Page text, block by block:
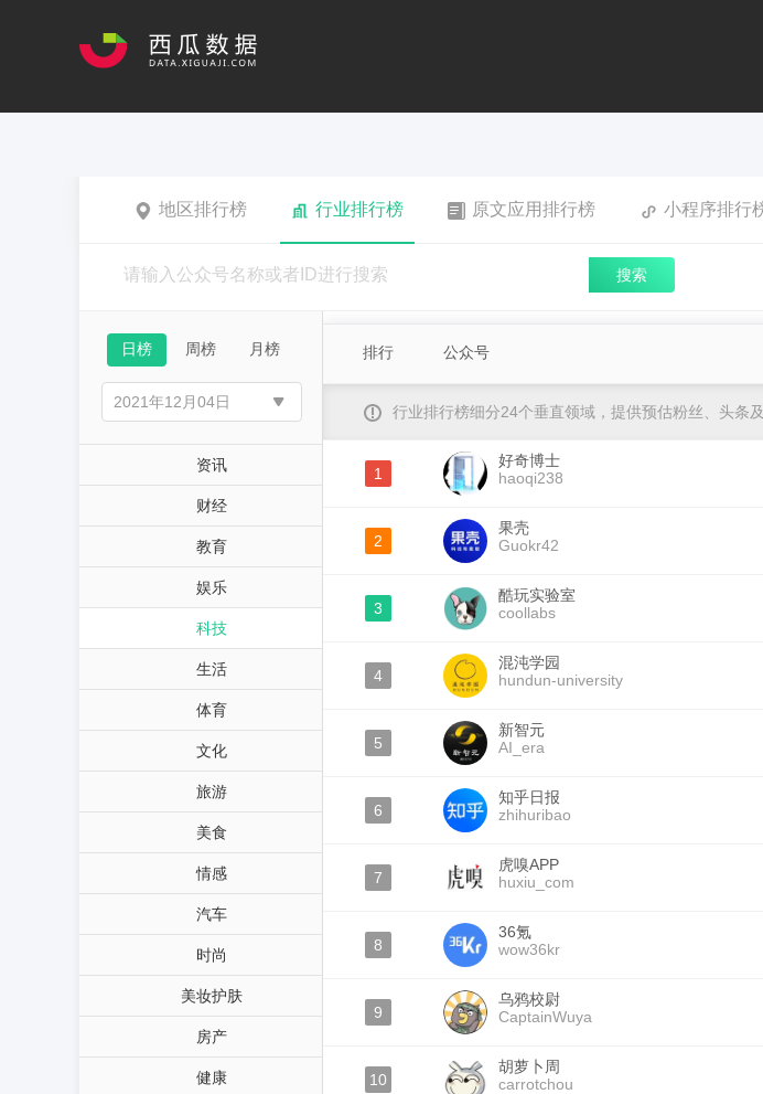
地区排行榜 行业排行榜 原文应用排行榜 小程序排行
搜索
日榜 周榜 月榜
资讯
财经
教育
娱乐
科技
生活
体育
文化
旅游
美食
情感
汽车
时尚
美妆护肤
房产
健康
排行 公众号
行业排行榜细分24个垂直领域，提供预估粉丝、头条
1
好奇博士
haoqi238
2
果壳
Guokr42
3
酷玩实验室
coollabs
4
混沌学园
hundun-university
5
新智元
AI_era
6
知乎日报
zhihuribao
7
虎嗅APP
huxiu_com
8
36氪
wow36kr
9
乌鸦校尉
CaptainWuya
10
胡萝卜周
carrotchou